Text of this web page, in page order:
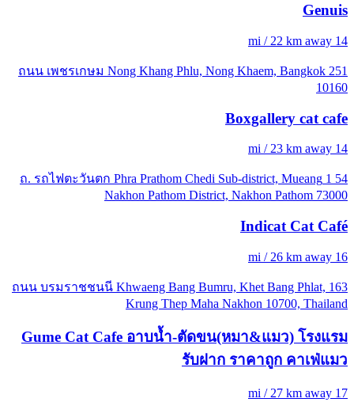
Genuis
14 mi / 22 km away
251 ถนน เพชรเกษม Nong Khang Phlu, Nong Khaem, Bangkok
10160
Boxgallery cat cafe
14 mi / 23 km away
54 1 ถ. รถไฟตะวันตก Phra Prathom Chedi Sub-district, Mueang
Nakhon Pathom District, Nakhon Pathom 73000
Indicat Cat Café
16 mi / 26 km away
163 ถนน บรมราชชนนี Khwaeng Bang Bumru, Khet Bang Phlat,
Krung Thep Maha Nakhon 10700, Thailand
Gume Cat Cafe อาบน้ำ-ตัดขน(หมา&แมว) โรงแรม
รับฝาก ราคาถูก คาเฟ่แมว
17 mi / 27 km away